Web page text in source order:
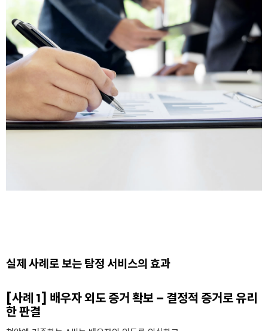
실제 사례로 보는 탐정 서비스의 효과
[사례 1] 배우자 외도 증거 확보 – 결정적 증거로 유리
한 판결